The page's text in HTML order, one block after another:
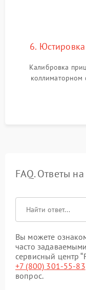
6.
Калибровка
коллиматорном
механизма
ударном стенде
FAQ. Ответы
Вы можете
часто
сервисный центр
+7 (800) 301-55-83
вопрос.